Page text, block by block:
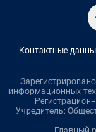
Контактные
информационных
Учредитель: